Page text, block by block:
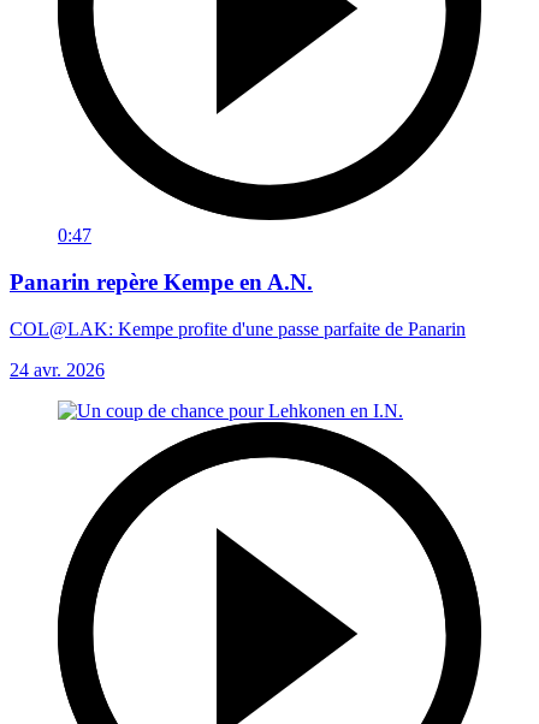
0:47
Panarin repère Kempe en A.N.
COL@LAK: Kempe profite d'une passe parfaite de Panarin
24 avr. 2026